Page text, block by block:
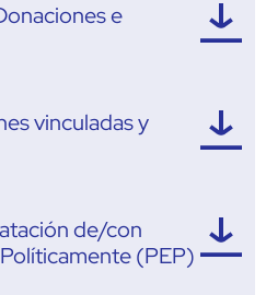
e
vinculadas y
de/con
(PEP)